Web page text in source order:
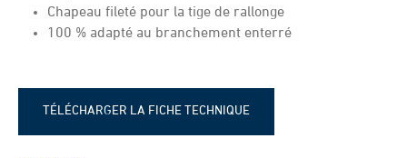
Chapeau fileté pour la tige de rallonge
100 % adapté au branchement enterré
TÉLÉCHARGER LA FICHE TECHNIQUE